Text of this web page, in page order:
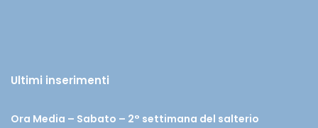
Ultimi inserimenti
Ora Media – Sabato – 2° settimana del salterio